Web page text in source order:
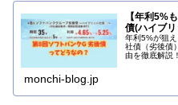
【年利5%
債(ハイブ
年利5%が狙
社債（劣後債
由を徹底解説
monchi-blog.jp